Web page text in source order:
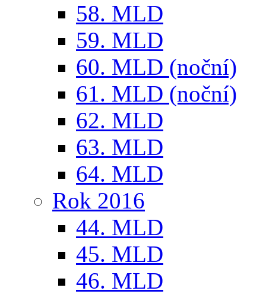
58. MLD
59. MLD
60. MLD (noční)
61. MLD (noční)
62. MLD
63. MLD
64. MLD
Rok 2016
44. MLD
45. MLD
46. MLD